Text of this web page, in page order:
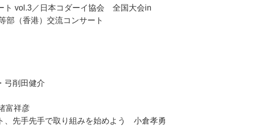
ト vol.3／日本コダーイ協会 全国大会in
部（香港）交流コンサート
弓削田健介
富祥彦
、先手先手で取り組みを始めよう 小倉孝勇